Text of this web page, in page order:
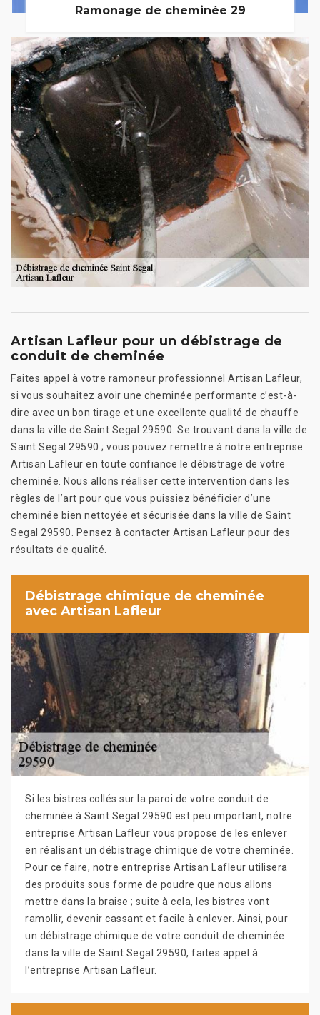
Ramonage de cheminée 29
Artisan Lafleur pour un débistrage de
conduit de cheminée
Faites appel à votre ramoneur professionnel Artisan Lafleur,
si vous souhaitez avoir une cheminée performante c’est-à-
dire avec un bon tirage et une excellente qualité de chauffe
dans la ville de Saint Segal 29590. Se trouvant dans la ville de
Saint Segal 29590 ; vous pouvez remettre à notre entreprise
Artisan Lafleur en toute confiance le débistrage de votre
cheminée. Nous allons réaliser cette intervention dans les
règles de l’art pour que vous puissiez bénéficier d’une
cheminée bien nettoyée et sécurisée dans la ville de Saint
Segal 29590. Pensez à contacter Artisan Lafleur pour des
résultats de qualité.
Débistrage chimique de cheminée
avec Artisan Lafleur
Si les bistres collés sur la paroi de votre conduit de
cheminée à Saint Segal 29590 est peu important, notre
entreprise Artisan Lafleur vous propose de les enlever
en réalisant un débistrage chimique de votre cheminée.
Pour ce faire, notre entreprise Artisan Lafleur utilisera
des produits sous forme de poudre que nous allons
mettre dans la braise ; suite à cela, les bistres vont
ramollir, devenir cassant et facile à enlever. Ainsi, pour
un débistrage chimique de votre conduit de cheminée
dans la ville de Saint Segal 29590, faites appel à
l’entreprise Artisan Lafleur.